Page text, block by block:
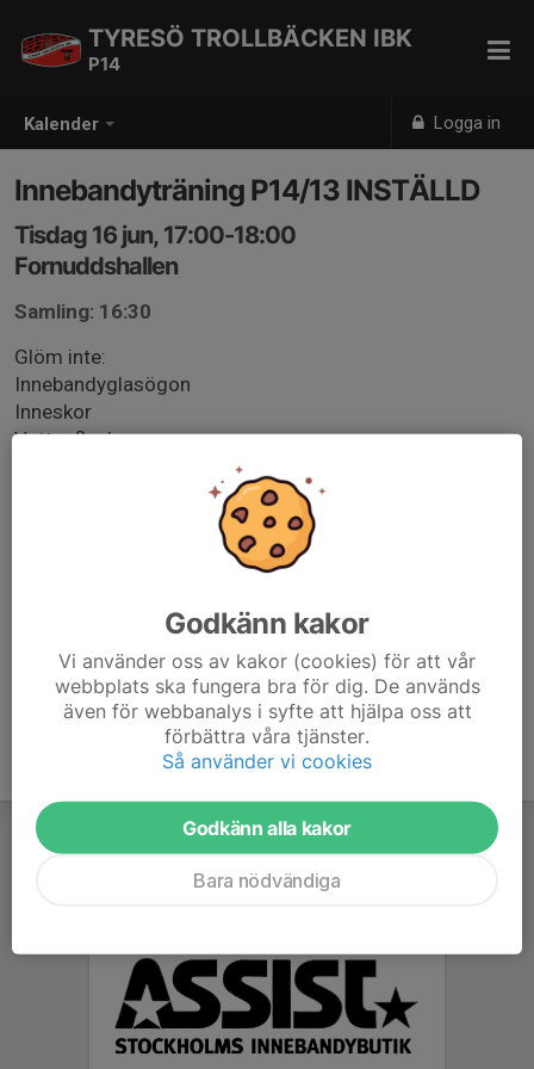
Kalender Logga in
TYRESÖ TROLLBÄCKEN IBK
P14
Innebandyträning P14/13 INSTÄLLD
Tisdag 16 jun, 17:00-18:00
Fornuddshallen
Samling: 16:30
Glöm inte:
Innebandyglasögon
Inneskor
Vattenflaska
Se gärna till att ha ätit något lätt innan träningen.
Godkänn kakor
Vi använder oss av kakor (cookies) för att vår
webbplats ska fungera bra för dig. De används
även för webbanalys i syfte att hjälpa oss att
förbättra våra tjänster.
Så använder vi cookies
Godkänn alla kakor
Bara nödvändiga